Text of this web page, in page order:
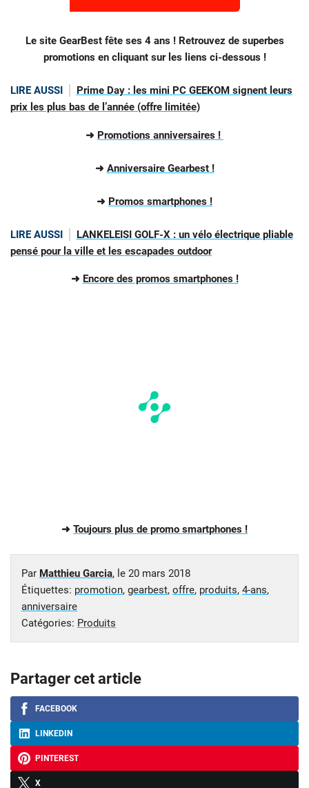
Le site GearBest fête ses 4 ans ! Retrouvez de superbes
promotions en cliquant sur les liens ci-dessous !
LIRE AUSSI
Prime Day : les mini PC GEEKOM signent leurs
prix les plus bas de l’année (offre limitée)
➜ Promotions anniversaires !
➜ Anniversaire Gearbest !
➜ Promos smartphones !
LIRE AUSSI
LANKELEISI GOLF-X : un vélo électrique pliable
pensé pour la ville et les escapades outdoor
➜ Encore des promos smartphones !
➜ Toujours plus de promo smartphones !
Par Matthieu Garcia, le 20 mars 2018
Étiquettes: promotion, gearbest, offre, produits, 4-ans,
anniversaire
Catégories: Produits
Partager cet article
FACEBOOK
LINKEDIN
PINTEREST
X